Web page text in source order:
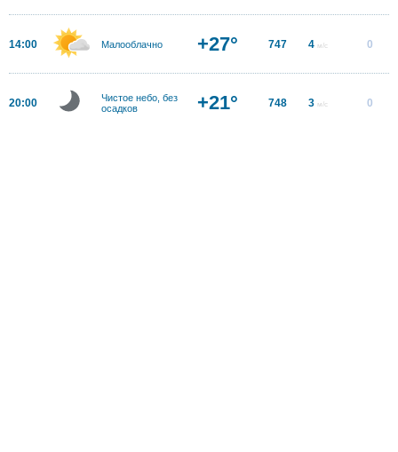
14:00 Малооблачно +27° 747 4 м/с 0
20:00
Чистое небо, без
осадков
+21° 748 3 м/с 0